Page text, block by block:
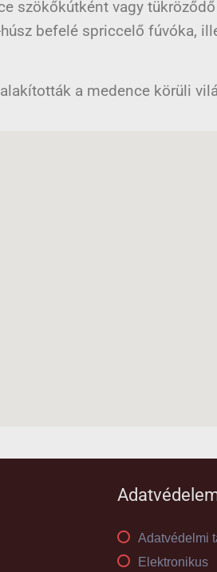
szökőkútként vagy
befelé spriccelő fúvóka,
a medence körüli
Adatvédelmi
Elektronikus